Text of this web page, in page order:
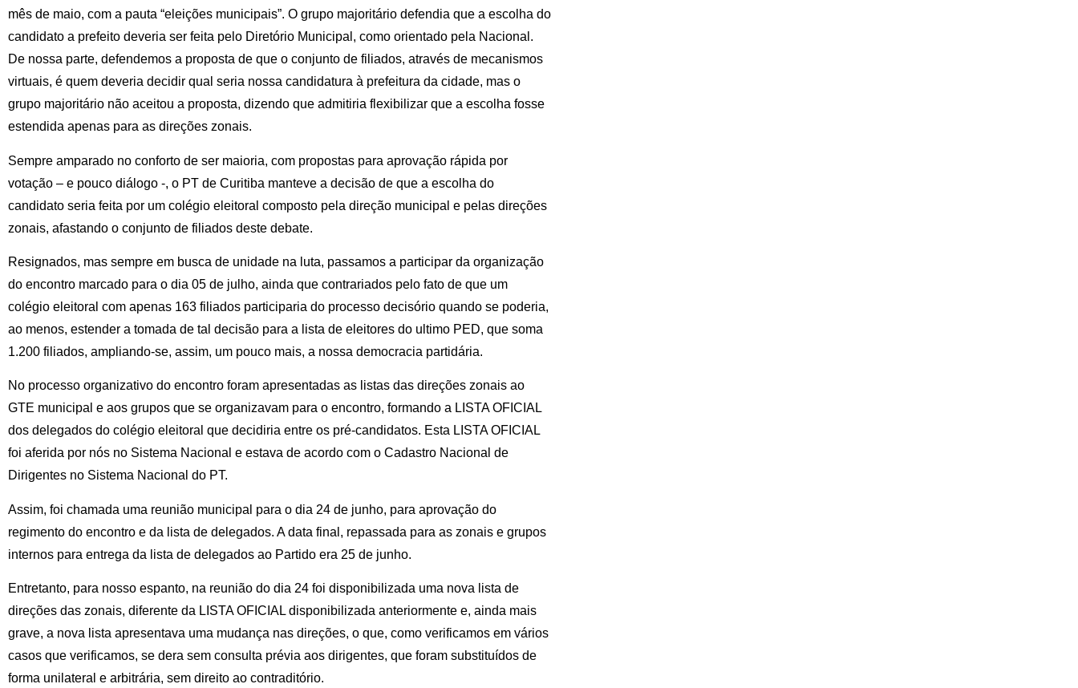
mês de maio, com a pauta “eleições municipais”. O grupo majoritário defendia que a escolha do
candidato a prefeito deveria ser feita pelo Diretório Municipal, como orientado pela Nacional.
De nossa parte, defendemos a proposta de que o conjunto de filiados, através de mecanismos
virtuais, é quem deveria decidir qual seria nossa candidatura à prefeitura da cidade, mas o
grupo majoritário não aceitou a proposta, dizendo que admitiria flexibilizar que a escolha fosse
estendida apenas para as direções zonais.
Sempre amparado no conforto de ser maioria, com propostas para aprovação rápida por
votação – e pouco diálogo -, o PT de Curitiba manteve a decisão de que a escolha do
candidato seria feita por um colégio eleitoral composto pela direção municipal e pelas direções
zonais, afastando o conjunto de filiados deste debate.
Resignados, mas sempre em busca de unidade na luta, passamos a participar da organização
do encontro marcado para o dia 05 de julho, ainda que contrariados pelo fato de que um
colégio eleitoral com apenas 163 filiados participaria do processo decisório quando se poderia,
ao menos, estender a tomada de tal decisão para a lista de eleitores do ultimo PED, que soma
1.200 filiados, ampliando-se, assim, um pouco mais, a nossa democracia partidária.
No processo organizativo do encontro foram apresentadas as listas das direções zonais ao
GTE municipal e aos grupos que se organizavam para o encontro, formando a LISTA OFICIAL
dos delegados do colégio eleitoral que decidiria entre os pré-candidatos. Esta LISTA OFICIAL
foi aferida por nós no Sistema Nacional e estava de acordo com o Cadastro Nacional de
Dirigentes no Sistema Nacional do PT.
Assim, foi chamada uma reunião municipal para o dia 24 de junho, para aprovação do
regimento do encontro e da lista de delegados. A data final, repassada para as zonais e grupos
internos para entrega da lista de delegados ao Partido era 25 de junho.
Entretanto, para nosso espanto, na reunião do dia 24 foi disponibilizada uma nova lista de
direções das zonais, diferente da LISTA OFICIAL disponibilizada anteriormente e, ainda mais
grave, a nova lista apresentava uma mudança nas direções, o que, como verificamos em vários
casos que verificamos, se dera sem consulta prévia aos dirigentes, que foram substituídos de
forma unilateral e arbitrária, sem direito ao contraditório.